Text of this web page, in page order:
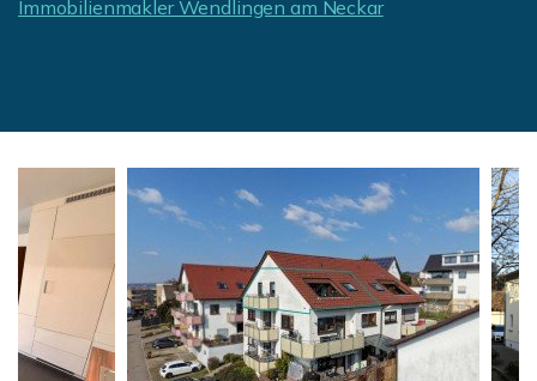
Immobilienmakler Wendlingen am Neckar